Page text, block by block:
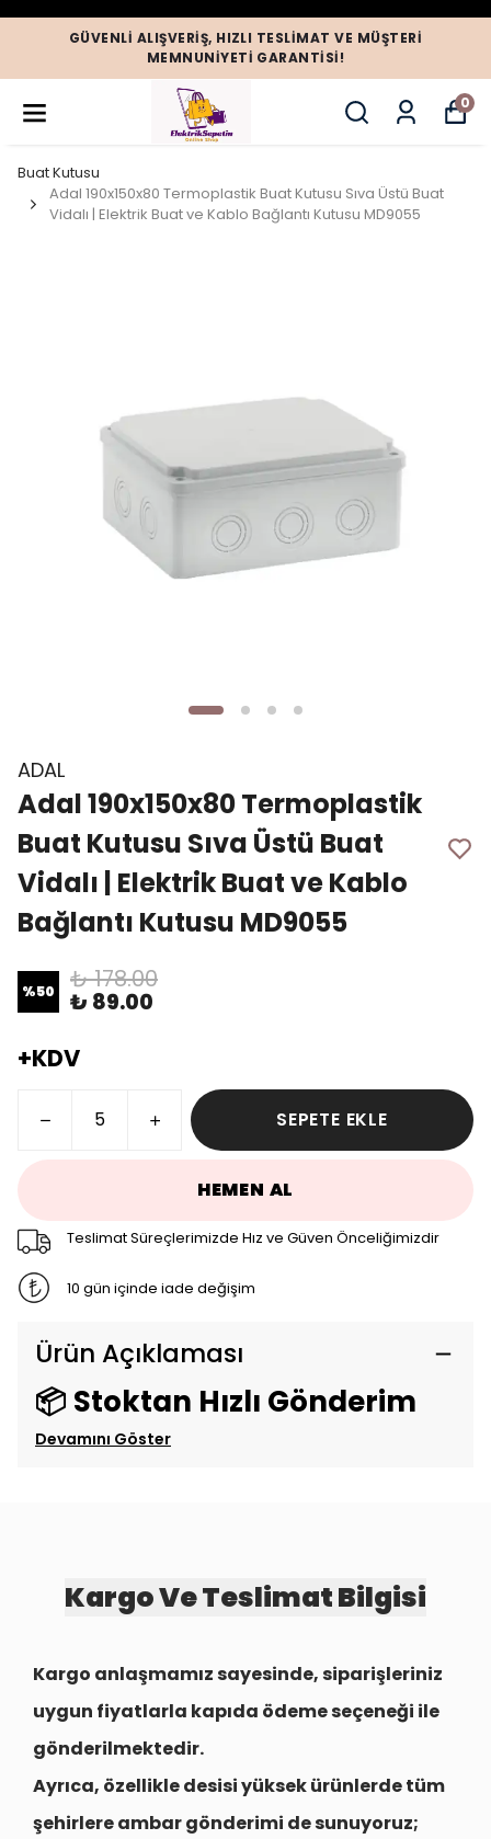
GÜVENLI ALIŞVERIŞ, HIZLI TESLIMAT VE MÜŞTERI
MEMNUNIYETI GARANTISI!
0
Buat Kutusu
Adal 190x150x80 Termoplastik Buat Kutusu Sıva Üstü Buat
Vidalı | Elektrik Buat ve Kablo Bağlantı Kutusu MD9055
ADAL
Adal 190x150x80 Termoplastik
Buat Kutusu Sıva Üstü Buat
Vidalı | Elektrik Buat ve Kablo
Bağlantı Kutusu MD9055
%50 ₺ 178.00
₺ 89.00
+KDV
SEPETE EKLE
HEMEN AL
Teslimat Süreçlerimizde Hız ve Güven Önceliğimizdir
10 gün içinde iade değişim
Ürün Açıklaması
📦 Stoktan Hızlı Gönderim
Devamını Göster
Kargo Ve Teslimat Bilgisi
Kargo anlaşmamız sayesinde, siparişleriniz
uygun fiyatlarla kapıda ödeme seçeneği ile
gönderilmektedir.
Ayrıca, özellikle desisi yüksek ürünlerde tüm
şehirlereambar gönderimi de sunuyoruz;